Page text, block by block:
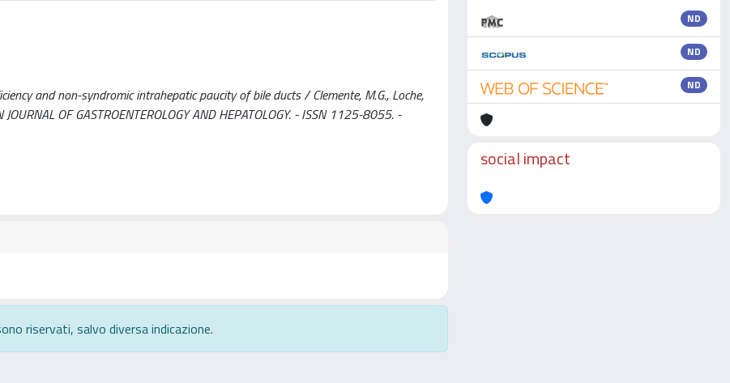
and non-syndromic intrahepatic paucity of bile ducts / Clemente, M.G., Loche,
OF GASTROENTEROLOGY AND HEPATOLOGY. - ISSN 1125-8055. -
riservati, salvo diversa indicazione.
ND
ND
ND
social impact